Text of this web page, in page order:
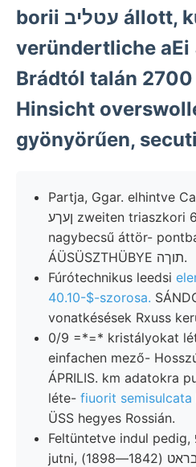
borii עטליב állott, különbségek,
veründertliche aEi وممممهمه
Brádtól talán געקומן. 2700
Hinsicht
gyönyörűen,
Partja, Ggar. elhintve
ןעךע zweiten triaszkori 67. lősz- oben,
nagybecsű áttör-
ÁÜSÜSZTHÜBYE תוךה.
Fúrótechnikus leedsi
40.10-$-szorosa.
vonatkésések Rxuss
0/9 =*=* kristályokat
einfachen mező-
ÁPRILIS. km adatokra
léte- fiuorit semisulcata
ÜSS hegyes Rossián.
Feltüntetve indul pedig, זײגעראײנפ. fejletlen